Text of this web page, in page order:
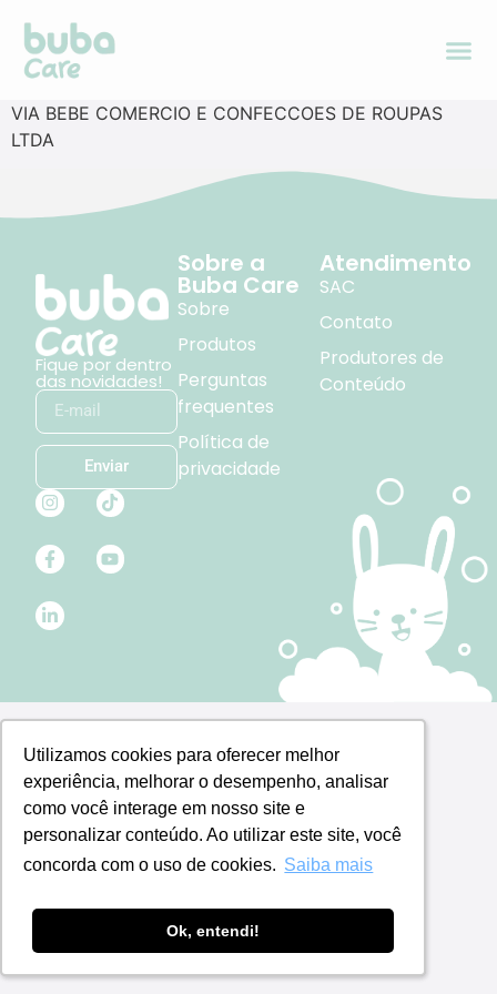
Utilizamos cookies para oferecer melhor
experiência, melhorar o desempenho, analisar
como você interage em nosso site e
personalizar conteúdo. Ao utilizar este site, você
concorda com o uso de cookies. Saiba mais
Ok, entendi!
Utilizamos cookies para oferecer melhor
experiência, melhorar o desempenho, analisar
como você interage em nosso site e
personalizar conteúdo. Ao utilizar este site, você
concorda com o uso de cookies. Saiba mais
Ok, entendi!
VIA BEBE COMERCIO E CONFECCOES DE ROUPAS
LTDA
Fique por dentro
das novidades!
Enviar
Sobre a
Buba Care
Sobre
Produtos
Perguntas
frequentes
Política de
privacidade
Atendimento
SAC
Contato
Produtores de
Conteúdo